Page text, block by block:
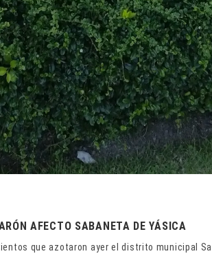
AFECTO SABANETA DE YÁSICA
vientos que azotaron ayer el distrito municipal